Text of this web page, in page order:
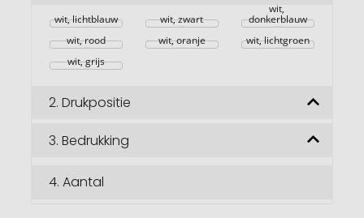
afbeeldingengalerij
wit, lichtblauw wit, zwart
wit,
donkerblauw
wit, rood
wit, oranje
wit, lichtgroen
wit, grijs
2. Drukpositie
3. Bedrukking
4. Aantal